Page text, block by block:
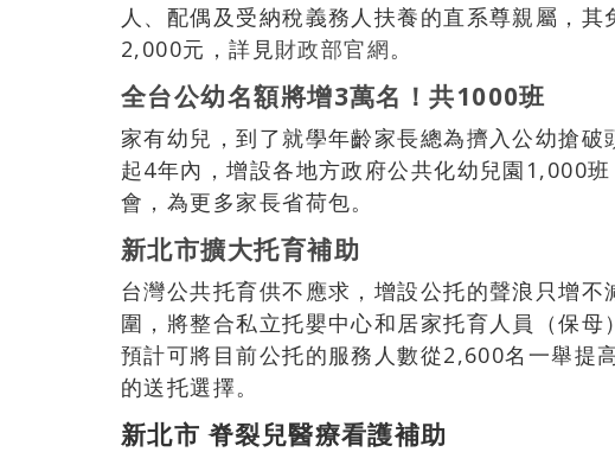
人、配偶及受納稅義務人扶養的直系尊親屬，
2,000元，詳見財政部官網。
全台公幼名額將增3萬名！共1000班
家有幼兒，到了就學年齡家長總為擠入公幼搶
起4年內，增設各地方政府公共化幼兒園1,000
會，為更多家長省荷包。
新北市擴大托育補助
台灣公共托育供不應求，增設公托的聲浪只增
圍，將整合私立托嬰中心和居家托育人員（保母
預計可將目前公托的服務人數從2,600名一舉提
的送托選擇。
新北市脊裂兒醫療看護補助